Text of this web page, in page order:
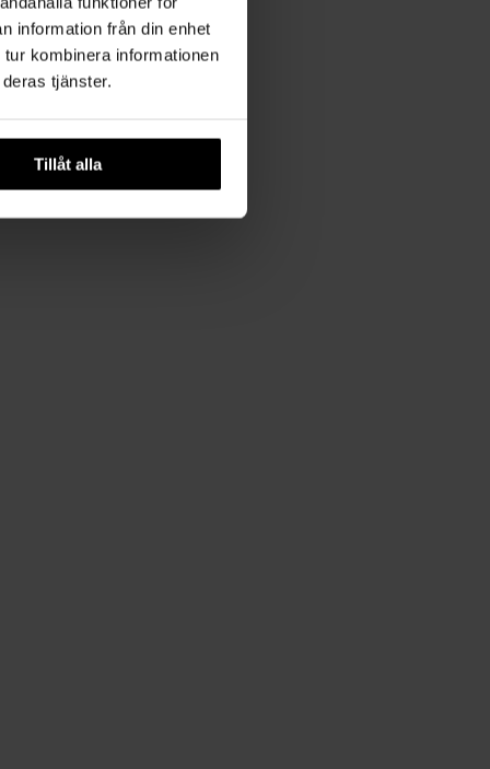
information från din enhet
kombinera informationen
tjänster.
Tillåt alla